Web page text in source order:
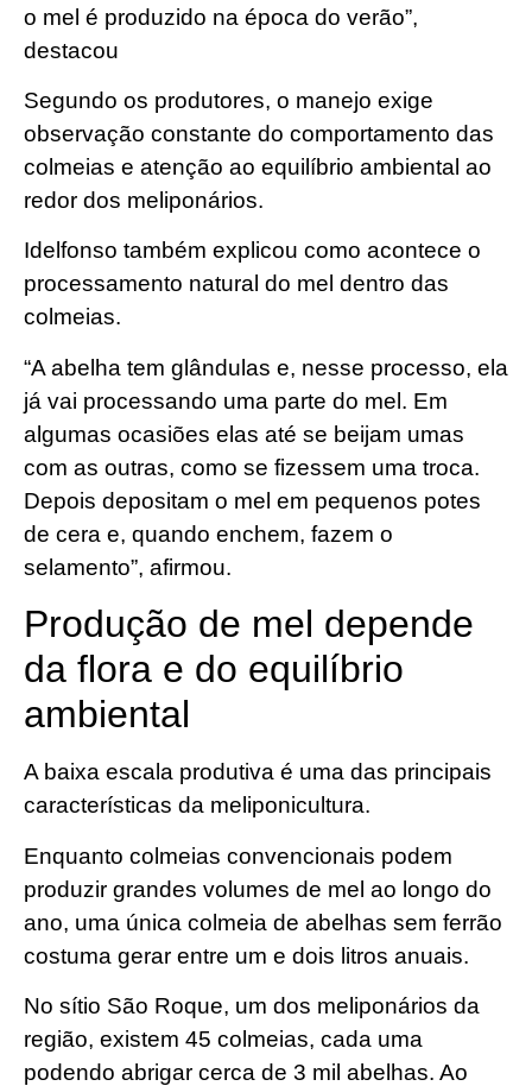
o mel é produzido na época do verão”,
destacou
Segundo os produtores, o manejo exige
observação constante do comportamento das
colmeias e atenção ao equilíbrio ambiental ao
redor dos meliponários.
Idelfonso também explicou como acontece o
processamento natural do mel dentro das
colmeias.
“A abelha tem glândulas e, nesse processo, ela
já vai processando uma parte do mel. Em
algumas ocasiões elas até se beijam umas
com as outras, como se fizessem uma troca.
Depois depositam o mel em pequenos potes
de cera e, quando enchem, fazem o
selamento”, afirmou.
Produção de mel depende
da flora e do equilíbrio
ambiental
A baixa escala produtiva é uma das principais
características da meliponicultura.
Enquanto colmeias convencionais podem
produzir grandes volumes de mel ao longo do
ano, uma única colmeia de abelhas sem ferrão
costuma gerar entre um e dois litros anuais.
No sítio São Roque, um dos meliponários da
região, existem 45 colmeias, cada uma
podendo abrigar cerca de 3 mil abelhas. Ao